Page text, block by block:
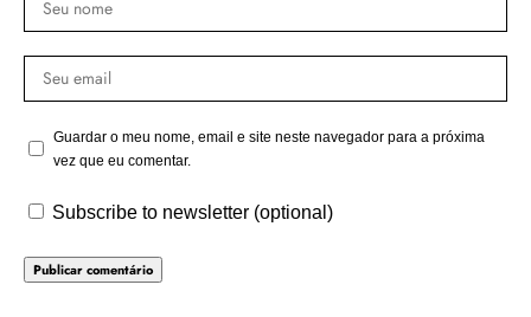
Guardar o meu nome, email e site neste navegador para a próxima
vez que eu comentar.
Subscribe to newsletter (optional)